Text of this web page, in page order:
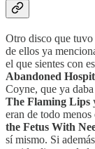
Otro disco que
de ellos ya
el que sientes con
Abandoned
Coyne, que ya
The Flaming Lips
eran de todo
the Fetus With
sí mismo. Si